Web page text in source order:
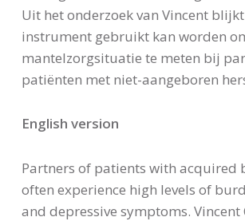
Uit het onderzoek van Vincent
instrument gebruikt kan worden
mantelzorgsituatie te meten bij
patiënten met niet-aangeboren
English version
Partners of patients with acquired
often experience high levels of
and depressive symptoms. Vincent